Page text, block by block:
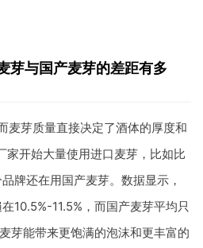
芽与国产麦芽的差距有多
麦芽质量直接决定了酒体的厚度和
开始大量使用进口麦芽，比如比
牌还在用国产麦芽。数据显示，
10.5%-11.5%，而国产麦芽平均只
芽能带来更饱满的泡沫和更丰富的